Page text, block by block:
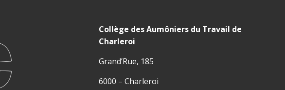
Collège des Aumôniers du Travail de
Charleroi
Grand’Rue, 185
6000 – Charleroi